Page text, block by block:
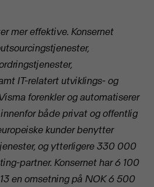
mer effektive. Konsernet
IT-relatert utviklings- og
forenkler og automatiserer
både privat og offentlig
kunder benytter
og ytterligere 330 000
partner. Konsernet har 6 100
en omsetning på NOK 6 500